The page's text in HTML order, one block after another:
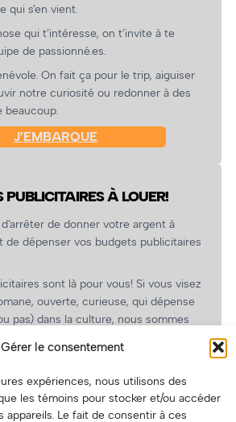
Gérer le consentement
expériences, nous utilisons des
les témoins pour stocker et/ou accéder
appareils. Le fait de consentir à ces
qui s’en vient.
qui t’intéresse, on t’invite à te
de passionné.es.
On fait ça pour le trip, aiguiser
notre curiosité ou redonner à des
beaucoup.
J’EMBARQUE
PUBLICITAIRES À LOUER!
de donner votre argent à
de dépenser vos budgets publicitaires
sont là pour vous! Si vous visez
ouverte, curieuse, qui dépense
pas) dans la culture, nous sommes
tarifs spéciaux pour vous, les